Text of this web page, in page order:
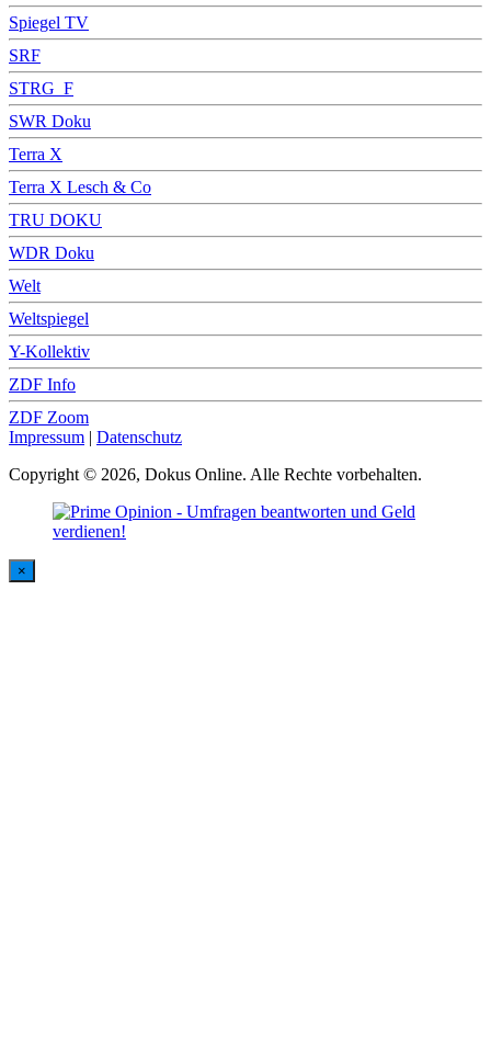
Spiegel TV
SRF
STRG_F
SWR Doku
Terra X
Terra X Lesch & Co
TRU DOKU
WDR Doku
Welt
Weltspiegel
Y-Kollektiv
ZDF Info
ZDF Zoom
Impressum | Datenschutz
Copyright © 2026, Dokus Online. Alle Rechte vorbehalten.
×